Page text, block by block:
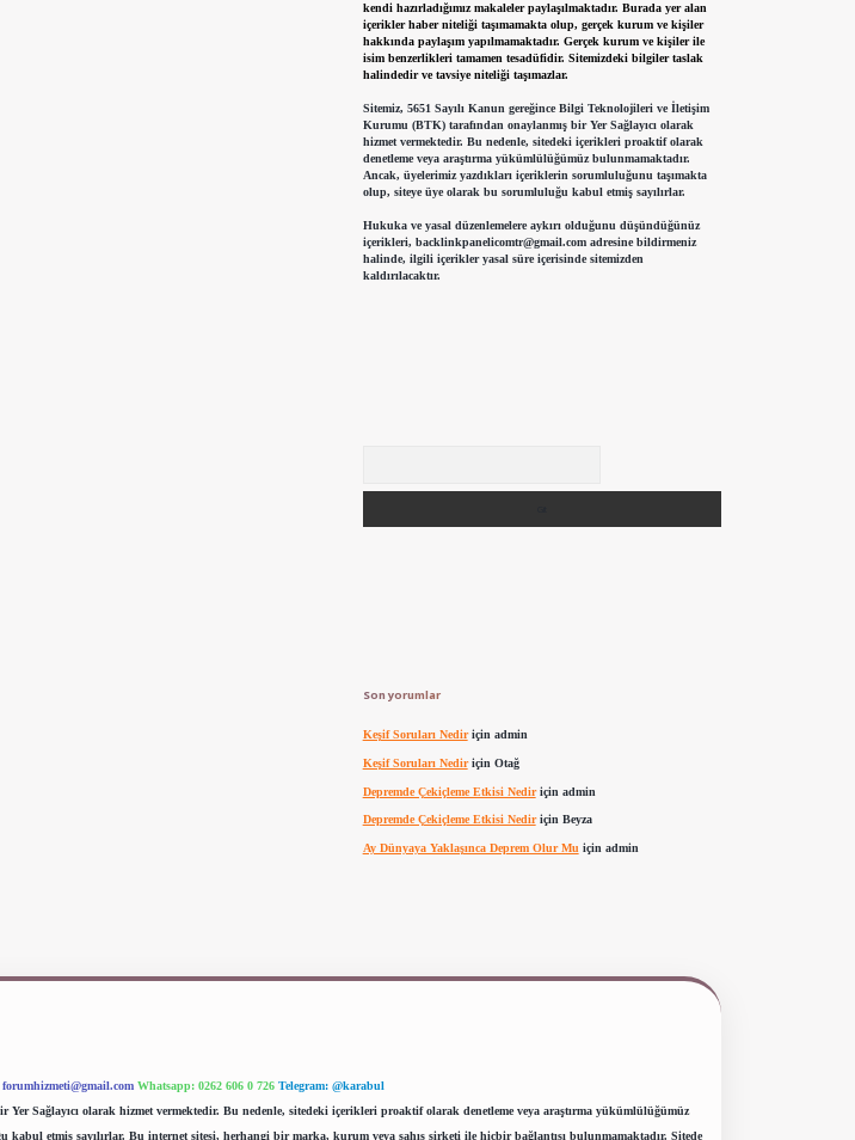
kendi hazırladığımız makaleler paylaşılmaktadır. Burada yer alan
içerikler haber niteliği taşımamakta olup, gerçek kurum ve kişiler
hakkında paylaşım yapılmamaktadır. Gerçek kurum ve kişiler ile
isim benzerlikleri tamamen tesadüfidir. Sitemizdeki bilgiler taslak
halindedir ve tavsiye niteliği taşımazlar.
Sitemiz, 5651 Sayılı Kanun gereğince Bilgi Teknolojileri ve İletişim
Kurumu (BTK) tarafından onaylanmış bir Yer Sağlayıcı olarak
hizmet vermektedir. Bu nedenle, sitedeki içerikleri proaktif olarak
denetleme veya araştırma yükümlülüğümüz bulunmamaktadır.
Ancak, üyelerimiz yazdıkları içeriklerin sorumluluğunu taşımakta
olup, siteye üye olarak bu sorumluluğu kabul etmiş sayılırlar.
Hukuka ve yasal düzenlemelere aykırı olduğunu düşündüğünüz
içerikleri, backlinkpanelicomtr@gmail.comadresine bildirmeniz
halinde, ilgili içerikler yasal süre içerisinde sitemizden
kaldırılacaktır.
Son yorumlar
Keşif Soruları Nediriçin admin
Keşif Soruları Nediriçin Otağ
Depremde Çekiçleme Etkisi Nediriçin admin
Depremde Çekiçleme Etkisi Nediriçin Beyza
Ay Dünyaya Yaklaşınca Deprem Olur Mu için admin
forumhizmeti@gmail.com Whatsapp: 0262 606 0 726 Telegram: @karabul
Sağlayıcı olarak hizmet vermektedir. Bu nedenle, sitedeki içerikleri proaktif olarak denetleme veya araştırma yükümlülüğümüz
etmiş sayılırlar. Bu internet sitesi, herhangi bir marka, kurum veya şahıs şirketi ile hiçbir bağlantısı bulunmamaktadır. Sitede